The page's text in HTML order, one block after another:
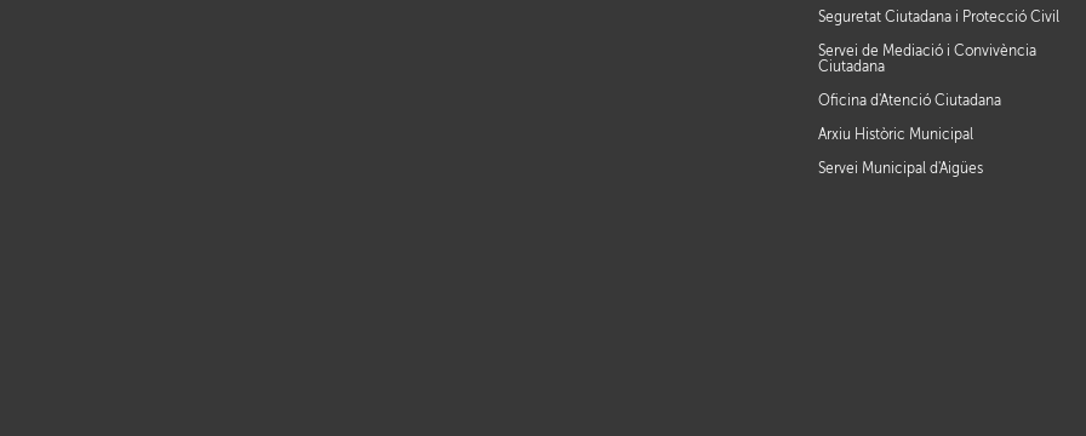
Seguretat Ciutadana i Protecció Civil
Servei de Mediació i Convivència
Ciutadana
Oficina d'Atenció Ciutadana
Arxiu Històric Municipal
Servei Municipal d'Aigües